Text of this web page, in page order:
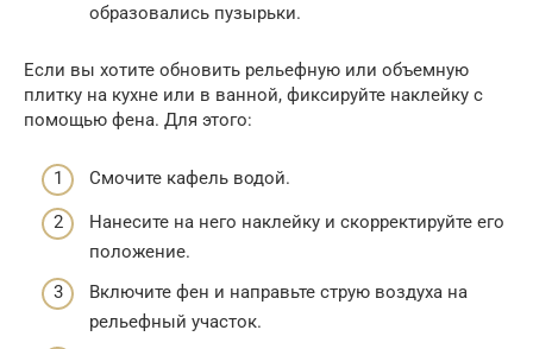
образовались пузырьки.
Если вы хотите обновить рельефную или объемную
плитку на кухне или в ванной, фиксируйте наклейку с
помощью фена. Для этого:
Смочите кафель водой.
Нанесите на него наклейку и скорректируйте его
положение.
Включите фен и направьте струю воздуха на
рельефный участок.